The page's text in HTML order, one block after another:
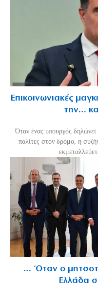
Επικοινωνιακές
την…
Όταν ένας υπουργός δηλώνει
πολίτες στον δρόμο, η
… Όταν ο
Ελλάδα